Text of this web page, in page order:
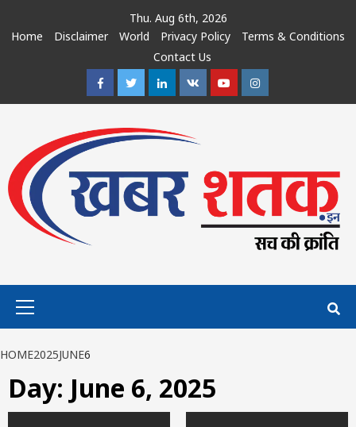
Thu. Aug 6th, 2026
Home
Disclaimer World Privacy Policy
Terms & Conditions
Contact Us
FacebookTwitterLinkedin
VK YoutubeInstagram
HOME2025JUNE6
Day: June 6, 2025